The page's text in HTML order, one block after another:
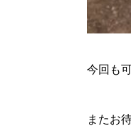
今回も
またお